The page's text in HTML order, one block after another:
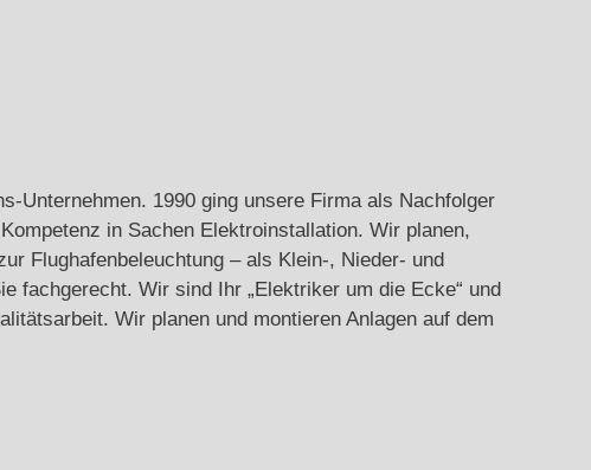
Unternehmen. 1990 ging unsere Firma als Nachfolger
in Sachen Elektroinstallation. Wir planen,
Flughafenbeleuchtung – als Klein-, Nieder- und
fachgerecht. Wir sind Ihr „Elektriker um die Ecke“ und
Wir planen und montieren Anlagen auf dem